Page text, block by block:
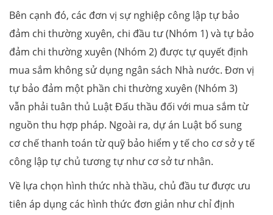
Bên cạnh đó, các đơn vị sự nghiệp công lập tự bảo
đảm chi thường xuyên, chi đầu tư (Nhóm 1) và tự bảo
đảm chi thường xuyên (Nhóm 2) được tự quyết định
mua sắm không sử dụng ngân sách Nhà nước. Đơn vị
tự bảo đảm một phần chi thường xuyên (Nhóm 3)
vẫn phải tuân thủ Luật Đấu thầu đối với mua sắm từ
nguồn thu hợp pháp. Ngoài ra, dự án Luật bổ sung
cơ chế thanh toán từ quỹ bảo hiểm y tế cho cơ sở y tế
công lập tự chủ tương tự như cơ sở tư nhân.
Về lựa chọn hình thức nhà thầu, chủ đầu tư được ưu
tiên áp dụng các hình thức đơn giản như chỉ định